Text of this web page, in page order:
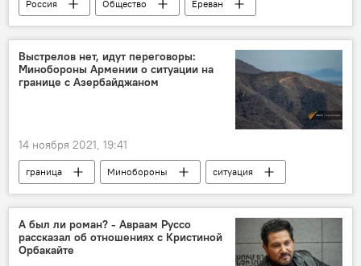
Россия Общество
Ереван
Новости Армения
акция
Выстрелов нет, идут переговоры:
Минобороны Армении о ситуации на
границе с Азербайджаном
14 ноября 2021, 19:41
граница Минобороны
ситуация
Новости Армения
А был ли роман? - Авраам Руссо
рассказал об отношениях с Кристиной
Орбакайте